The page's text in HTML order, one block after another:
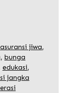
asuransi jiwa,
, bunga
edukasi,
jangka